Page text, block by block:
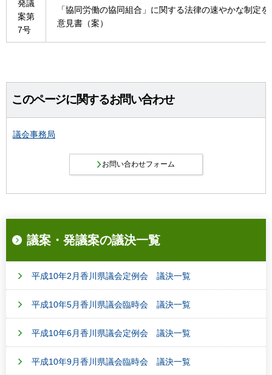
発議
案第
7号
「協同労働の協同組合」に関する法律の速やかな制定
意見書（案）
このページに関するお問い合わせ
議会事務局
議案・発議案の議決一覧
平成10年2月香川県議会定例会 議決一覧
平成10年5月香川県議会臨時会 議決一覧
平成10年6月香川県議会定例会 議決一覧
平成10年9月香川県議会臨時会 議決一覧